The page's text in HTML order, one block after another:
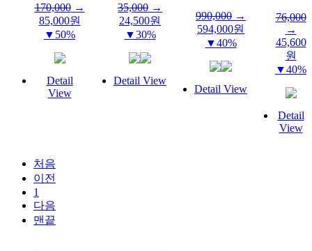
170,000→
85,000원
▼50%
Detail
View
35,000 →
24,500원
▼30%
Detail View
990,000 →
594,000원
▼40%
Detail View
76,000
→
45,600
원
▼40%
Detail
View
처음
이전
1
다음
맨끝